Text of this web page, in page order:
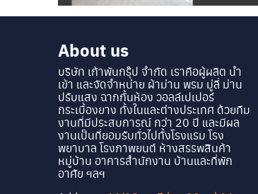
About us
บริษัท เก้าพันกรุ๊ป จำกัด เราคือผู้ผลิต นำ
เข้า และจัดจำหน่าย ผ้าม่าน พรม มู่ลี่ ม่าน
ปรับแสง ฉากกั้นห้อง วอลล์เปเปอร์
กระเบื้องยาง ทั้งในและต่างประเทศ ด้วยทีม
งานที่มีประสบการณ์ กว่า 20 ปี และมีผล
งานเป็นที่ยอมรับทั่วไปทั้งโรงแรม โรง
พยาบาล โรงภาพยนต์ ห้างสรรพสินค้า
หมู่บ้าน อาคารสำนักงาน บ้านและที่พัก
อาศัย ฯลฯ